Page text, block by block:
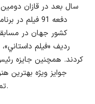
سال بعد در قازان دومين
كشور جهان در
رديف «فيلم
كردند. همچنين جايزه
جوايز ويژه بهترين
تماشاگران و غيره در نظر گرفته شده بودند.